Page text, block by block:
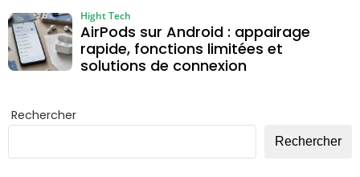
AirPods sur Android : appairage
rapide, fonctions limitées et
solutions de connexion
Hight Tech
Rechercher
Rechercher